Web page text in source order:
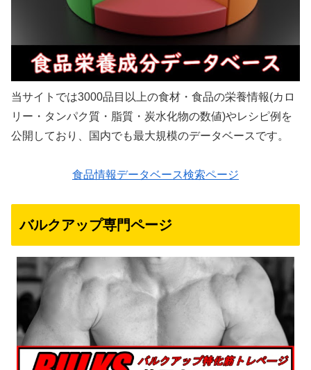
当サイトでは3000品目以上の食材・食品の栄養情報(カロ
リー・タンパク質・脂質・炭水化物の数値)やレシピ例を
公開しており、国内でも最大規模のデータベースです。
食品情報データベース検索ページ
バルクアップ専門ページ